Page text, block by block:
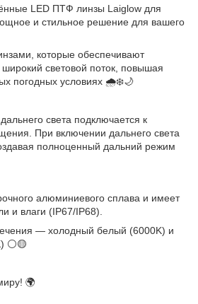
LED ПТФ линзы Laiglow для
и стильное решение для вашего
которые обеспечивают
световой поток, повышая
погодных условиях 🌧️❄️🌙
света подключается к
При включении дальнего света
полноценный дальний режим
алюминиевого сплава и имеет
и влаги (IP67/IP68).
— холодный белый (6000K) и
⚪🟡
🌍